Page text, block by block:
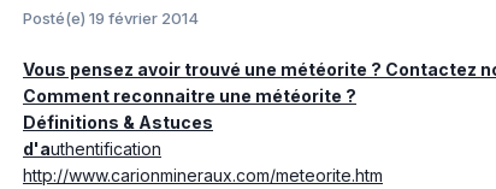
Posté(e) 19 février 2014
Vous pensez avoir trouvé une météorite ? Contactez
Comment reconnaitre une météorite ?
Définitions & Astuces
d'authentification
http://www.carionmineraux.com/meteorite.htm